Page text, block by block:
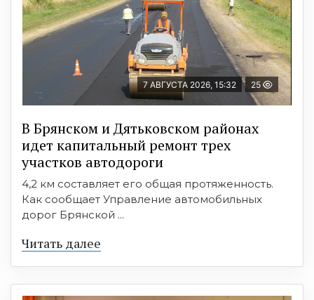
7 АВГУСТА 2026, 15:32 25
В Брянском и Дятьковском районах
идет капитальный ремонт трех
участков автодороги
4,2 км составляет его общая протяженность.
Как сообщает Управление автомобильных
дорог Брянской ...
Читать далее